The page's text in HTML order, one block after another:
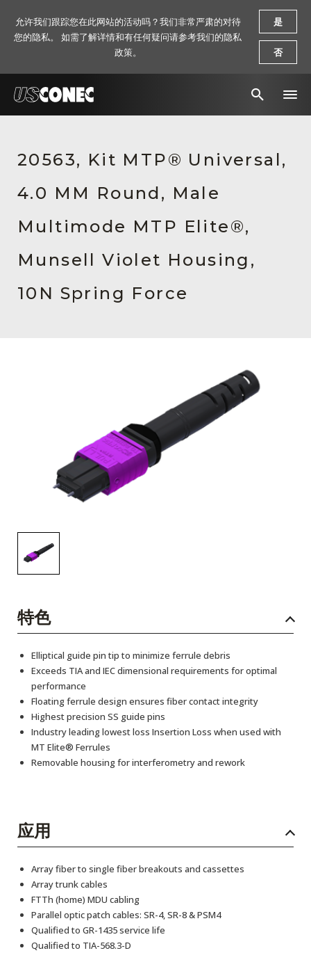
解决方案
产品
资源
关于我们
活动信息
20563, Kit MTP® Universal,
4.0 MM Round, Male
Multimode MTP Elite®,
Munsell Violet Housing,
10N Spring Force
特色
Elliptical guide pin tip to minimize ferrule debris
Exceeds TIA and IEC dimensional requirements for optimal
performance
Floating ferrule design ensures fiber contact integrity
Highest precision SS guide pins
Industry leading lowest loss Insertion Loss when used with
MT Elite® Ferrules
Removable housing for interferometry and rework
应用
Array fiber to single fiber breakouts and cassettes
Array trunk cables
FTTh (home) MDU cabling
Parallel optic patch cables: SR-4, SR-8 & PSM4
Qualified to GR-1435 service life
Qualified to TIA-568.3-D
允许我们跟踪您在此网站的活动吗？我们非常严肃的对待
您的隐私。 如需了解详情和有任何疑问请参考我们的隐私
政策。
是
否